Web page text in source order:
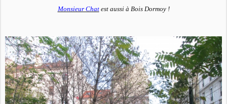
Monsieur Chatest aussi à Bois Dormoy !